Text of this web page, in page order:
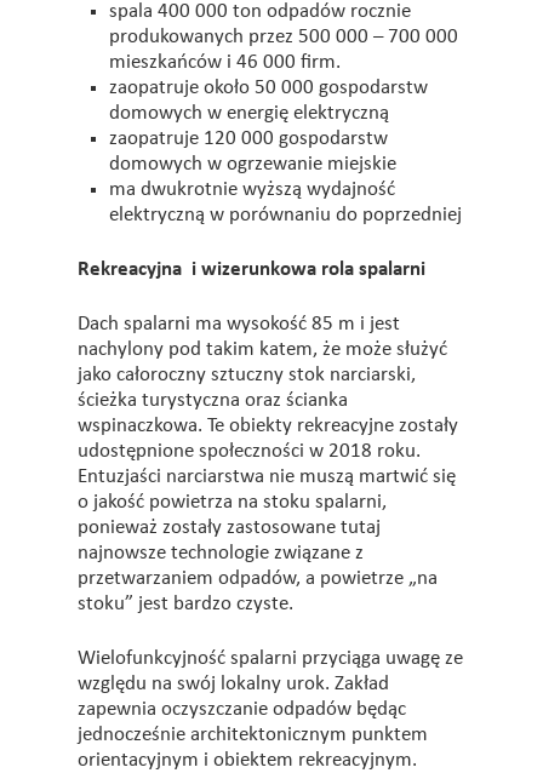
spala 400 000 ton odpadów rocznie
produkowanych przez 500 000 – 700 000
mieszkańców i 46 000 firm.
zaopatruje około 50 000 gospodarstw
domowych w energię elektryczną
zaopatruje 120 000 gospodarstw
domowych w ogrzewanie miejskie
ma dwukrotnie wyższą wydajność
elektryczną w porównaniu do poprzedniej
Rekreacyjna i wizerunkowa rola spalarni
Dach spalarni ma wysokość 85 m i jest
nachylony pod takim katem, że może służyć
jako całoroczny sztuczny stok narciarski,
ścieżka turystyczna oraz ścianka
wspinaczkowa. Te obiekty rekreacyjne zostały
udostępnione społeczności w 2018 roku.
Entuzjaści narciarstwa nie muszą martwić się
o jakość powietrza na stoku spalarni,
ponieważ zostały zastosowane tutaj
najnowsze technologie związane z
przetwarzaniem odpadów, a powietrze „na
stoku” jest bardzo czyste.
Wielofunkcyjność spalarni przyciąga uwagę ze
względu na swój lokalny urok. Zakład
zapewnia oczyszczanie odpadów będąc
jednocześnie architektonicznym punktem
orientacyjnym i obiektem rekreacyjnym.